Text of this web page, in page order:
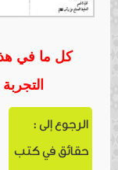
كل ما في
الرجوع إلى :
حقائق في كتب